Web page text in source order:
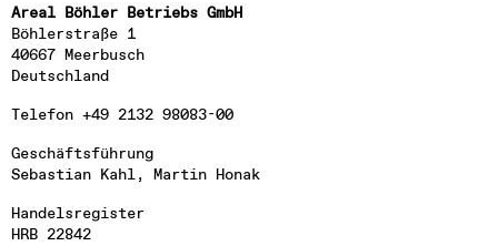
Besuch
Locations
Leasing
Über uns
Vision 2035+
Karriere
Kontakt
Areal Böhler Betriebs GmbH
Böhlerstraße 1
40667 Meerbusch
Deutschland
Telefon +49 2132 98083-00
Geschäftsführung
Sebastian Kahl, Martin Honak
Handelsregister
HRB 22842